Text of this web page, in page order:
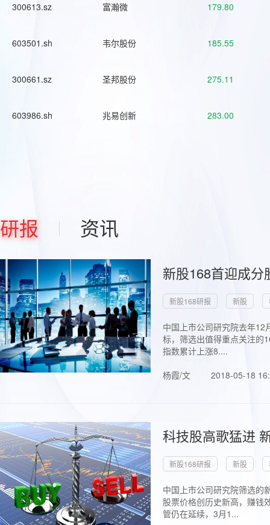
300613.sz 富瀚微 179.80
603501.sh 韦尔股份 185.55
300661.sz 圣邦股份 275.11
603986.sh 兆易创新 283.00
研报 资讯
新股168首迎成
新股168研报 新股
中国上市公司研究院去年
标，筛选出值得重点关注的
指数累计上涨8....
杨霞/文
2018-05-18
科技股高歌猛进
新股168研报 新股
中国上市公司研究院筛选的
股票价格创历史新高，赚钱
管仍在延续，3月1...